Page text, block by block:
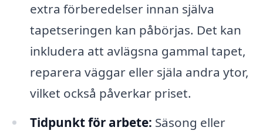
extra förberedelser innan själva
tapetseringen kan påbörjas. Det kan
inkludera att avlägsna gammal tapet,
reparera väggar eller själa andra ytor,
vilket också påverkar priset.
Tidpunkt för arbete: Säsong eller